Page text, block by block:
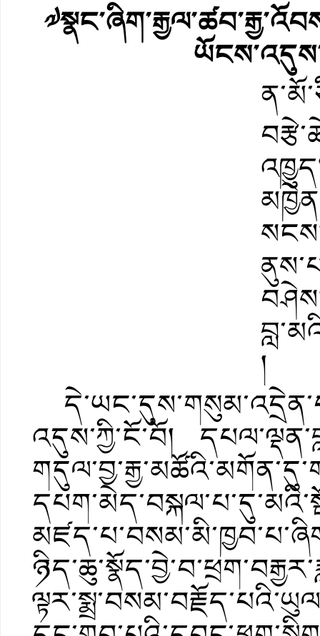
།
འདུས་ཀྱི་ངོ་བོ།